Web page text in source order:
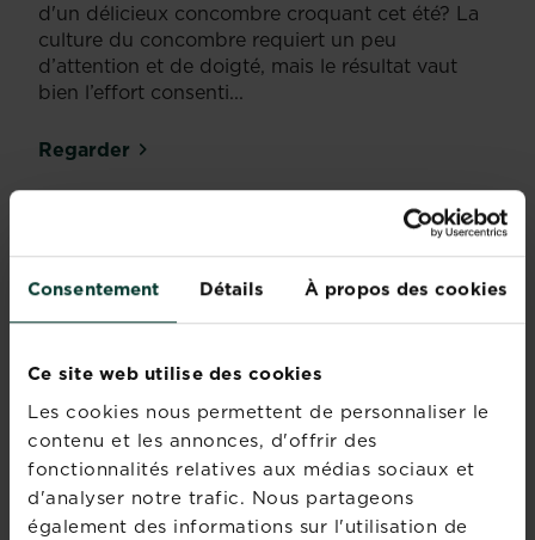
Consentement Détails À propos des cookies
Ce site web utilise des cookies
Les cookies nous permettent de personnaliser le
contenu et les annonces, d'offrir des
fonctionnalités relatives aux médias sociaux et
d'analyser notre trafic. Nous partageons
également des informations sur l'utilisation de
d'un délicieux concombre croquant cet été? La
culture du concombre requiert un peu
d’attention et de doigté, mais le résultat vaut
bien l’effort consenti...
Regarder
Comment rempoter
et soigner des
orchidées ?
Regarder
Comment planter
et cultiver des
myrtilles ?
Regarder